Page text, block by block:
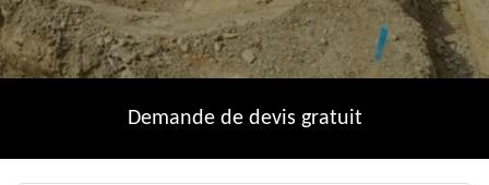
Demande de devis gratuit